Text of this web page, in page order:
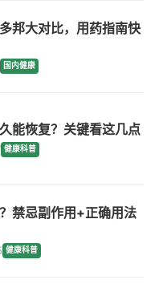
邦大对比，用药指南快
国内健康
能恢复？关键看这几点
健康科普
禁忌副作用+正确用法
健康科普